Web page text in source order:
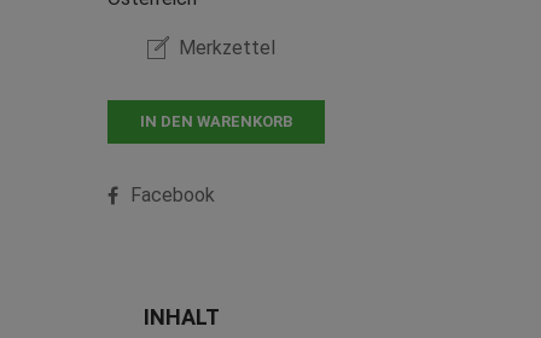
Merkzettel
IN DEN WARENKORB
Facebook
INHALT